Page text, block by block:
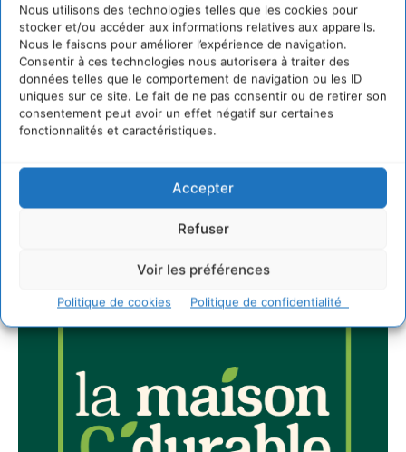
Nous utilisons des technologies telles que les cookies pour
stocker et/ou accéder aux informations relatives aux appareils.
Nous le faisons pour améliorer l’expérience de navigation.
Consentir à ces technologies nous autorisera à traiter des
données telles que le comportement de navigation ou les ID
uniques sur ce site. Le fait de ne pas consentir ou de retirer son
consentement peut avoir un effet négatif sur certaines
fonctionnalités et caractéristiques.
Accepter
Refuser
Voir les préférences
Politique de cookies Politique de confidentialité
Newsletter
JE M'ABONNE